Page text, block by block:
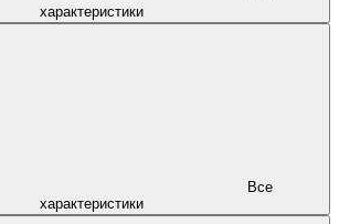
характеристики
характеристики